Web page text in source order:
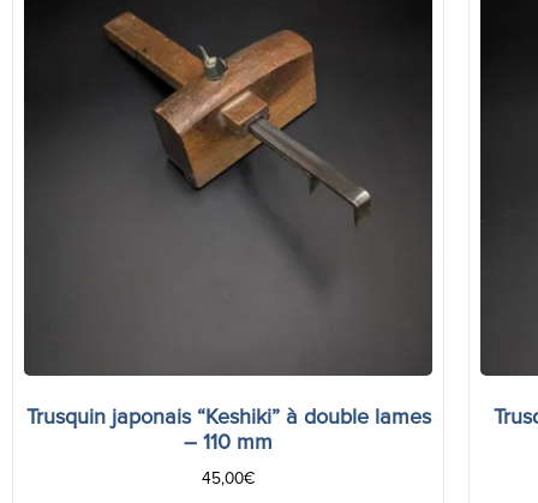
Trusquin japonais “Keshiki” à double lames
– 110 mm
45,00€